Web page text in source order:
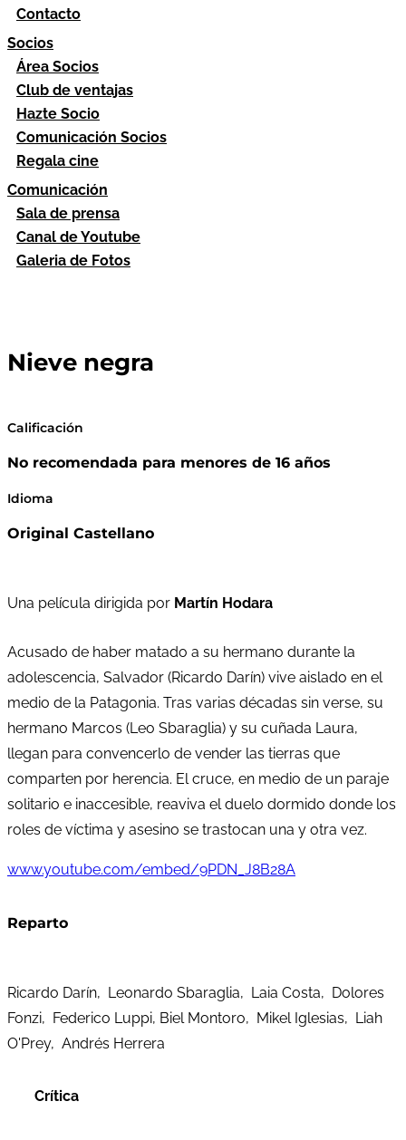
Contacto
Socios
Área Socios
Club de ventajas
Hazte Socio
Comunicación Socios
Regala cine
Comunicación
Sala de prensa
Canal de Youtube
Galeria de Fotos
Nieve negra
Calificación
No recomendada para menores de 16 años
Idioma
Original Castellano
Una película dirigida por Martín Hodara
Acusado de haber matado a su hermano durante la
adolescencia, Salvador (Ricardo Darín) vive aislado en el
medio de la Patagonia. Tras varias décadas sin verse, su
hermano Marcos (Leo Sbaraglia) y su cuñada Laura,
llegan para convencerlo de vender las tierras que
comparten por herencia. El cruce, en medio de un paraje
solitario e inaccesible, reaviva el duelo dormido donde los
roles de víctima y asesino se trastocan una y otra vez.
www.youtube.com/embed/9PDN_J8B28A
Reparto
Ricardo Darín, Leonardo Sbaraglia, Laia Costa, Dolores
Fonzi, Federico Luppi, Biel Montoro, Mikel Iglesias, Liah
O'Prey, Andrés Herrera
Crítica